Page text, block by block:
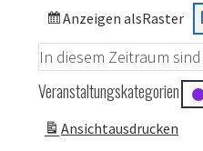
Anzeigen alsRaster
In diesem Zeitraum
Veranstaltungskategorien
Ansichtausdrucken